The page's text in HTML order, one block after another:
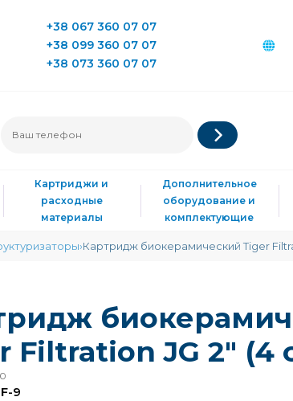
+38 067 360 07 07
+38 099 360 07 07
+38 073 360 07 07
Картриджи и
расходные
материалы
Дополнительное
оборудование и
комплектующие
Картридж биокерамический Tiger
Filtration JG 2" (4
0
9